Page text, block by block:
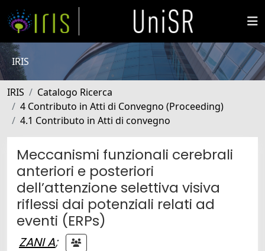
IRIS
IRIS
Catalogo Ricerca
4 Contributo in Atti di Convegno (Proceeding)
4.1 Contributo in Atti di convegno
Meccanismi funzionali cerebrali
anteriori e posteriori
dell’attenzione selettiva visiva
riflessi dai potenziali relati ad
eventi (ERPs)
ZANI A;